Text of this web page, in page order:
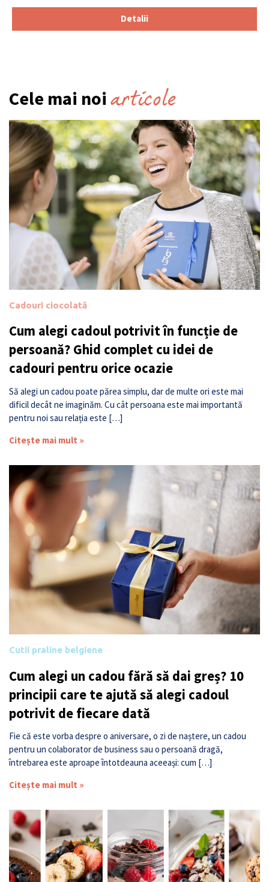
Detalii
Cele mai noi articole
Cadouri ciocolată
Cum alegi cadoul potrivit în funcție de
persoană? Ghid complet cu idei de
cadouri pentru orice ocazie
Să alegi un cadou poate părea simplu, dar de multe ori este mai
dificil decât ne imaginăm. Cu cât persoana este mai importantă
pentru noi sau relația este […]
Citește mai mult »
Cutii praline belgiene
Cum alegi un cadou fără să dai greș? 10
principii care te ajută să alegi cadoul
potrivit de fiecare dată
Fie că este vorba despre o aniversare, o zi de naștere, un cadou
pentru un colaborator de business sau o persoană dragă,
întrebarea este aproape întotdeauna aceeași: cum […]
Citește mai mult »